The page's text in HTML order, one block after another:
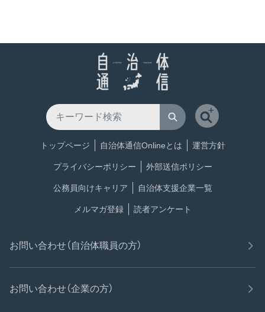
トップページ 自治体通信Onlineとは 運営方針
プライバシーポリシー 外部送信ポリシー
公務員向けキャリア 自治体支援企業一覧
メルマガ登録 読者アンケート
お問い合わせ（自治体職員の方）
お問い合わせ（企業の方）